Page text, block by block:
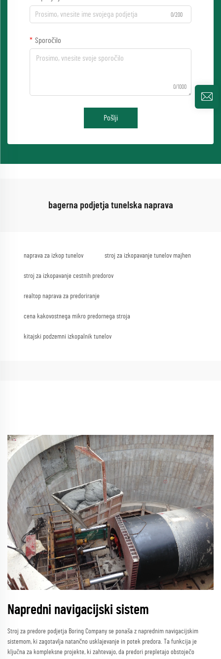
0/200
Sporočilo
0/1000
Pošlji
bagerna podjetja tunelska naprava
naprava za izkop tunelov stroj za izkopavanje tunelov majhen
stroj za izkopavanje cestnih predorov
realtop naprava za predoriranje
cena kakovostnega mikro predornega stroja
kitajski podzemni izkopalnik tunelov
Napredni navigacijski sistem
Stroj za predore podjetja Boring Company se ponaša z naprednim navigacijskim
sistemom, ki zagotavlja natančno usklajevanje in potek predora. Ta funkcija je
ključna za kompleksne projekte, ki zahtevajo, da predori prepletajo obstoječo